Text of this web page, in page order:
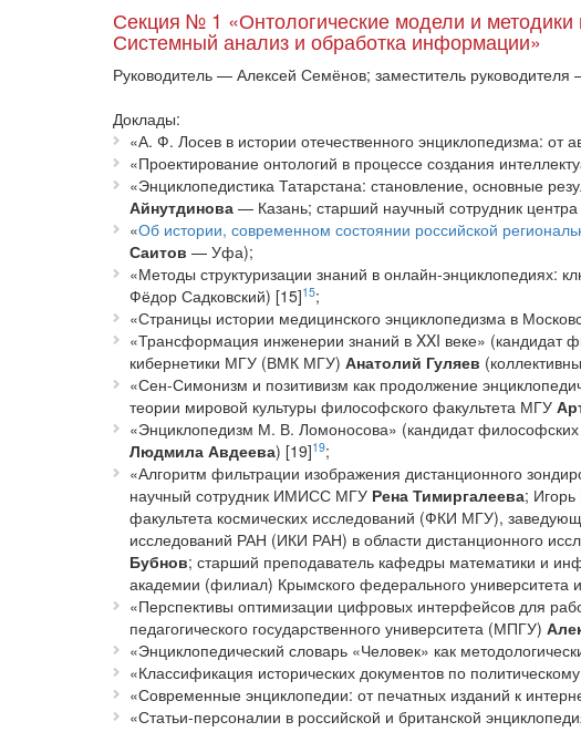
Секция № 1 «Онтологические модели и
Системный анализ и обработка информации»
Руководитель — Алексей Семёнов; заместитель
Доклады:
«А. Ф. Лосев в истории отечественного энциклопедизма: от
«Проектирование онтологий в процессе создания
«Энциклопедистика Татарстана: становление, основные
Айнутдинова — Казань; старший научный сотрудник
«Об истории, современном состоянии российской
Саитов — Уфа);
«Методы структуризации знаний в онлайн-энциклопедиях:
Фёдор Садковский) [15]15;
«Страницы истории медицинского энциклопедизма в
«Трансформация инженерии знаний в XXI веке» (кандидат
кибернетики МГУ (ВМК МГУ) Анатолий Гуляев
«Сен-Симонизм и позитивизм как продолжение
теории мировой культуры философского факультета МГУ
«Энциклопедизм М. В. Ломоносова» (кандидат
Людмила Авдеева) [19]19;
«Алгоритм фильтрации изображения дистанционного
научный сотрудник ИМИСС МГУ Рена Тимиргалеева;
факультета космических исследований (ФКИ МГУ),
исследований РАН (ИКИ РАН) в области дистанционного
Бубнов; старший преподаватель кафедры математики и
академии (филиал) Крымского федерального университета
«Перспективы оптимизации цифровых интерфейсов для
педагогического государственного университета (МПГУ)
«Энциклопедический словарь «Человек» как
«Классификация исторических документов по
«Современные энциклопедии: от печатных изданий к
«Статьи-персоналии в российской и британской